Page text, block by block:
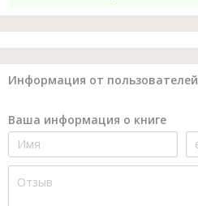
Информация от пользователей
Ваша информация о книге